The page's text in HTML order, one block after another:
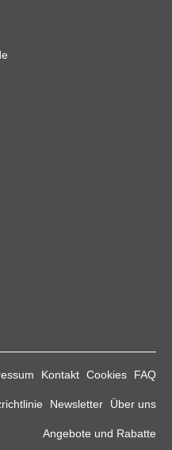
Kontakt Cookies FAQ
Newsletter Über uns
Angebote und Rabatte